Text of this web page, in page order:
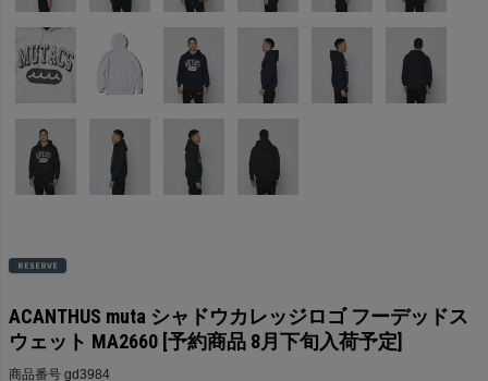
ACANTHUS muta シャドウカレッジロゴ フーデッドス
ウェット MA2660 [予約商品 8月下旬入荷予定]
商品番号 gd3984